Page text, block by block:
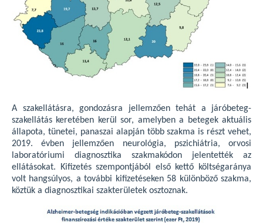
A szakellátásra, gondozásra jellemzően tehát a járóbeteg-
szakellátás keretében kerül sor, amelyben a betegek aktuális
állapota, tünetei, panaszai alapján több szakma is részt vehet,
2019. évben jellemzően neurológia, pszichiátria, orvosi
laboratóriumi diagnosztika szakmakódon jelentették az
ellátásokat. Kifizetés szempontjából első kettő költségaránya
volt hangsúlyos, a további kifizetéseken 58 különböző szakma,
köztük a diagnosztikai szakterületek osztoznak.